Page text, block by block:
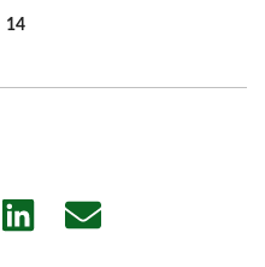
14
Share
Share